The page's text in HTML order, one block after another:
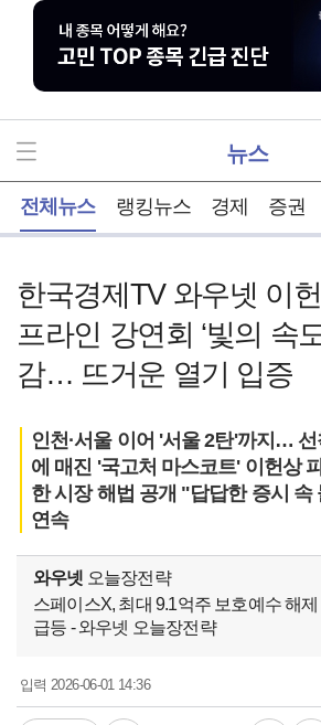
뉴스
전체뉴스 랭킹뉴스 경제 증권
한국경제TV 와우넷 이
프라인 강연회 ‘빛의 속
감… 뜨거운 열기 입증
인천·서울 이어 '서울 2탄'까지…
에 매진 '국고처 마스코트' 이헌상
한 시장 해법 공개 "답답한 증시
연속
와우넷 오늘장전략
스페이스X, 최대 9.1억주 보호예수 해
급등 - 와우넷 오늘장전략
입력2026-06-01 14:36